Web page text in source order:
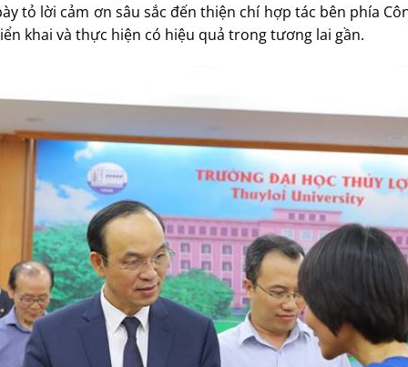
tỏ lời cảm ơn sâu sắc đến thiện chí hợp tác bên phía
khai và thực hiện có hiệu quả trong tương lai gần.